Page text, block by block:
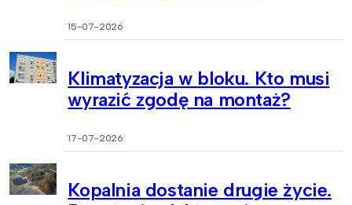
15-07-2026
Klimatyzacja w bloku. Kto musi
wyrazić zgodę na montaż?
17-07-2026
Kopalnia dostanie drugie życie.